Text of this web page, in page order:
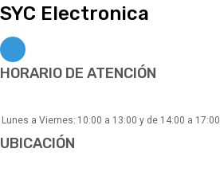
SYC Electronica
HORARIO DE ATENCIÓN
Lunes a Viernes: 10:00 a 13:00 y de 14:00 a
UBICACIÓN